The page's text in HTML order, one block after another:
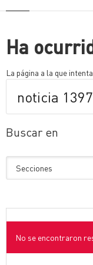
Ha
La página a la que
Buscar en
No se encontraron